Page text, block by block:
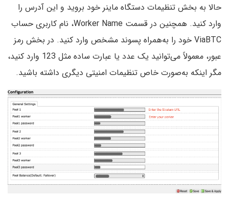
حالا به بخش تنظیمات دستگاه ماینر خود بروید و این آدرس را
وارد کنید. همچنین در قسمت Worker Name، نام کاربری حساب
ViaBTC خود را به‌همراه پسوند مشخص وارد کنید. در بخش رمز
عبور، معمولاً می‌توانید یک عدد یا عبارت ساده مثل 123 وارد کنید،
مگر اینکه به‌صورت خاص تنظیمات امنیتی دیگری داشته باشید.